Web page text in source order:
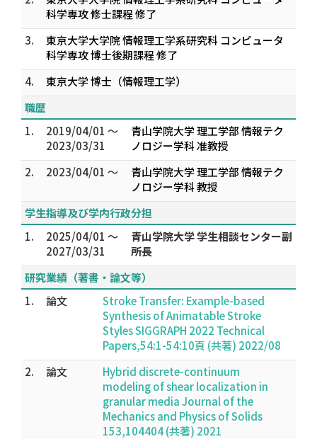
科学専攻 修士課程 修了
3.
東京大学大学院 情報理工学系研究科 コンピュータ
科学専攻 博士後期課程 修了
4.
東京大学 博士（情報理工学）
職歴
1.
2019/04/01 ～
2023/03/31
青山学院大学 理工学部 情報テク
ノロジー学科 准教授
2.
2023/04/01 ～
青山学院大学 理工学部 情報テク
ノロジー学科 教授
学生指導及び学内行政分担
1.
2025/04/01 ～
2027/03/31
青山学院大学 学生相談センター副
所長
研究業績（著書・論文等）
1.
論文
Stroke Transfer: Example-based
Synthesis of Animatable Stroke
Styles SIGGRAPH 2022 Technical
Papers,54:1-54:10頁 (共著) 2022/08
2.
論文
Hybrid discrete-continuum
modeling of shear localization in
granular media Journal of the
Mechanics and Physics of Solids
153,104404 (共著) 2021